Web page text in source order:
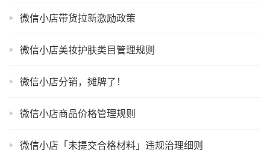
微信小店带货拉新激励政策
微信小店美妆护肤类目管理规则
微信小店分销，摊牌了！
微信小店商品价格管理规则
微信小店「未提交合格材料」违规治理细则